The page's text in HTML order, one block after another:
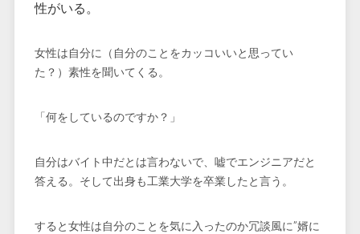
性がいる。
女性は自分に（自分のことをカッコいいと思ってい
た？）素性を聞いてくる。
「何をしているのですか？」
自分はバイト中だとは言わないで、嘘でエンジニアだと
答える。そして出身も工業大学を卒業したと言う。
すると女性は自分のことを気に入ったのか冗談風に”婿に